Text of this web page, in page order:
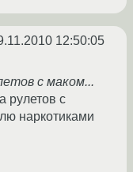
12:50:05
с маком...
рулетов с
наркотиками